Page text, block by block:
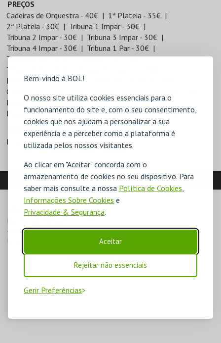
Bem-vindo à BOL!
O nosso site utiliza cookies essenciais para o
funcionamento do site e, com o seu consentimento,
cookies que nos ajudam a personalizar a sua
experiência e a perceber como a plataforma é
utilizada pelos nossos visitantes.
Ao clicar em "Aceitar" concorda com o
armazenamento de cookies no seu dispositivo. Para
saber mais consulte a nossa Política de Cookies
Informações Sobre Cookies e
Privacidade & Segurança.
Aceitar
Rejeitar não essenciais
Gerir Preferências
PREÇOS
Cadeiras de Orquestra - 40€
1ª Plateia - 35€
2ª Plateia - 30€
Tribuna 1 Impar - 30€
Tribuna 2 Impar - 30€
Tribuna 3 Impar - 30€
Tribuna 4 Impar - 30€
Tribuna 1 Par - 30€
Tribuna 2 Par - 30€
Tribuna 3 Par - 30€
Tribuna 4 Par - 30€
Frisas 1ª Par - 22,50€
Camarotes 1ª Par - 30€
Balcão Popular Central - 27€
Balcão Popular Direito - 27€
Galeria - 25€
Geral - 20€
DESCONTOS
Promocode 20%
LOCALIZAÇÃO
MORADA
Rua Passos Manuel,137
4000-385 Porto
Direcções para Coliseu Porto Ageas